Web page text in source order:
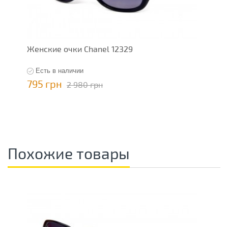
Женские очки Chanel 12329
Есть в наличии
795 грн 2 980 грн
Похожие товары